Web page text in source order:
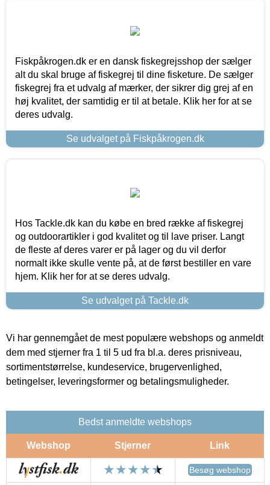
Fiskpåkrogen.dk er en dansk fiskegrejsshop der sælger
alt du skal bruge af fiskegrej til dine fisketure. De sælger
fiskegrej fra et udvalg af mærker, der sikrer dig grej af en
høj kvalitet, der samtidig er til at betale. Klik her for at se
deres udvalg.
Se udvalget på Fiskpåkrogen.dk
Hos Tackle.dk kan du købe en bred række af fiskegrej
og outdoorartikler i god kvalitet og til lave priser. Langt
de fleste af deres varer er på lager og du vil derfor
normalt ikke skulle vente på, at de først bestiller en vare
hjem. Klik her for at se deres udvalg.
Se udvalget på Tackle.dk
Vi har gennemgået de mest populære webshops og anmeldt
dem med stjerner fra 1 til 5 ud fra bl.a. deres prisniveau,
sortimentstørrelse, kundeservice, brugervenlighed,
betingelser, leveringsformer og betalingsmuligheder.
Bedst anmeldte webshops
Webshop Stjerner Link
Besøg webshop